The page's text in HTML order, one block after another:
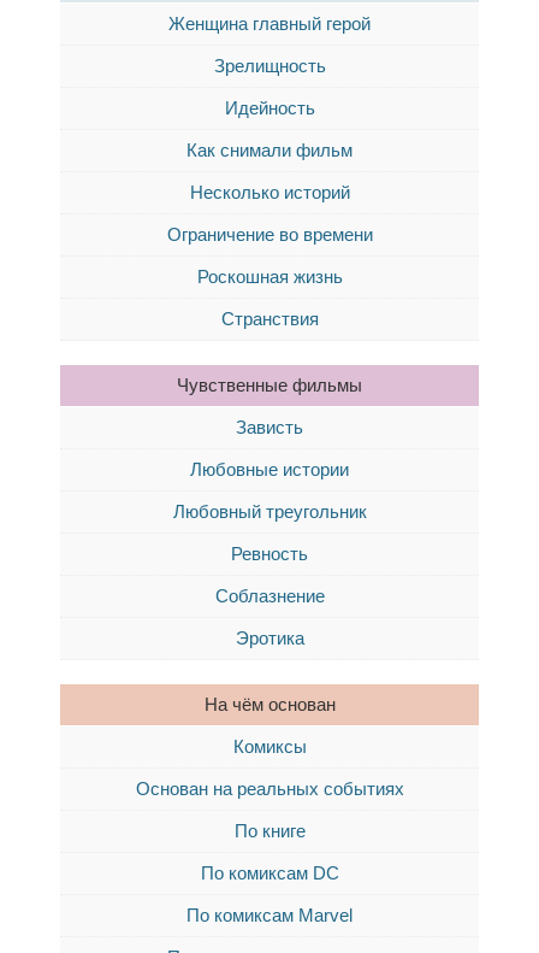
Женщина главный герой
Зрелищность
Идейность
Как снимали фильм
Несколько историй
Ограничение во времени
Роскошная жизнь
Странствия
Чувственные фильмы
Зависть
Любовные истории
Любовный треугольник
Ревность
Соблазнение
Эротика
На чём основан
Комиксы
Основан на реальных событиях
По книге
По комиксам DC
По комиксам Marvel